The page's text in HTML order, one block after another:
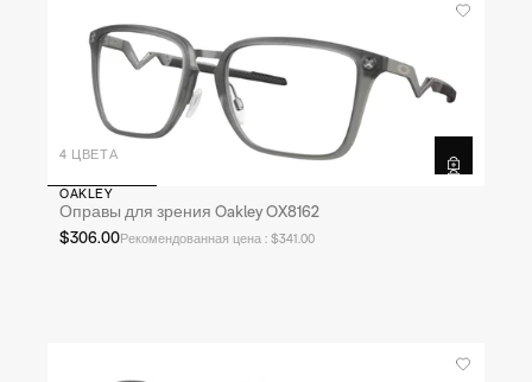
4 ЦВЕТА
OAKLEY
Оправы для зрения Oakley OX8162
$306.00Рекомендованная цена : $341.00